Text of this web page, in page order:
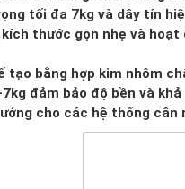
tối đa 7kg và dây tín
thước gọn nhẹ và hoạt
tạo bằng hợp kim nhôm
đảm bảo độ bền và
cho các hệ thống